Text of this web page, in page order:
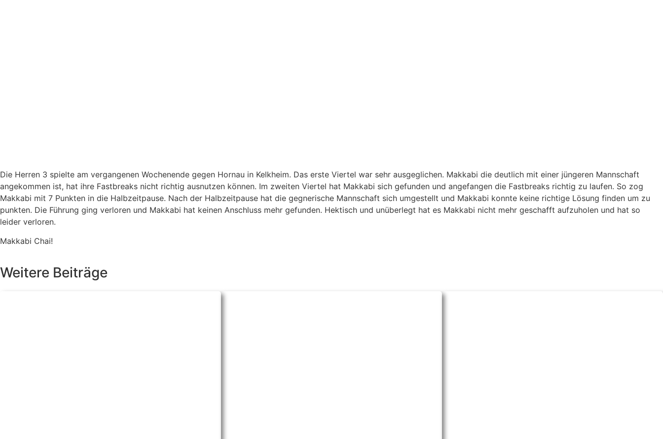
Die Herren 3 spielte am vergangenen Wochenende gegen Hornau in Kelkheim. Das erste Viertel war sehr ausgeglichen. Makkabi die deutlich mit einer jüngeren Mannschaft
angekommen ist, hat ihre Fastbreaks nicht richtig ausnutzen können. Im zweiten Viertel hat Makkabi sich gefunden und angefangen die Fastbreaks richtig zu laufen. So zog
Makkabi mit 7 Punkten in die Halbzeitpause. Nach der Halbzeitpause hat die gegnerische Mannschaft sich umgestellt und Makkabi konnte keine richtige Lösung finden um zu
punkten. Die Führung ging verloren und Makkabi hat keinen Anschluss mehr gefunden. Hektisch und unüberlegt hat es Makkabi nicht mehr geschafft aufzuholen und hat so
leider verloren.
Makkabi Chai!
Weitere Beiträge